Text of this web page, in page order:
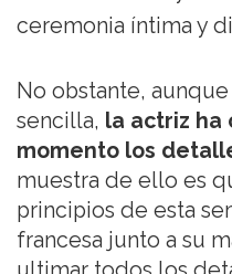
ceremonia íntima y
No obstante,
sencilla, la actriz ha
momento los
muestra de ello es
principios de esta
francesa junto a su